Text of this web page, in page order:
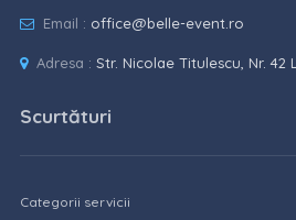
Email : office@belle-event.ro
Adresa : Str. Nicolae Titulescu, Nr. 42
Scurtături
Categorii servicii